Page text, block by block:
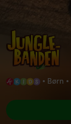
• Børn •